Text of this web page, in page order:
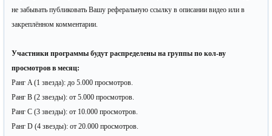
не забывать публиковать Вашу реферальную ссылку в описании видео или в
закреплённом комментарии.
Участники программы будут распределены на группы по кол-ву
просмотров в месяц:
Ранг A (1 звезда): до 5.000 просмотров.
Ранг B (2 звезды): от 5.000 просмотров.
Ранг C (3 звезды): от 10.000 просмотров.
Ранг D (4 звезды): от 20.000 просмотров.